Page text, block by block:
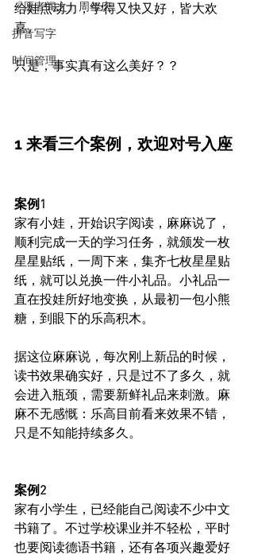
『愿者闻之』周年庆
拼音写字
时间管理
给娃点动力，学得又快又好，皆大欢
喜。
只是，事实真有这么美好？？
1 来看三个案例，欢迎对号入座
案例1
家有小娃，开始识字阅读，麻麻说了，
顺利完成一天的学习任务，就颁发一枚
星星贴纸，一周下来，集齐七枚星星贴
纸，就可以兑换一件小礼品。小礼品一
直在投娃所好地变换，从最初一包小熊
糖，到眼下的乐高积木。
据这位麻麻说，每次刚上新品的时候，
读书效果确实好，只是过不了多久，就
会进入瓶颈，需要新鲜礼品来刺激。麻
麻不无感慨：乐高目前看来效果不错，
只是不知能持续多久。
案例2
家有小学生，已经能自己阅读不少中文
书籍了。不过学校课业并不轻松，平时
也要阅读德语书籍，还有各项兴趣爱好